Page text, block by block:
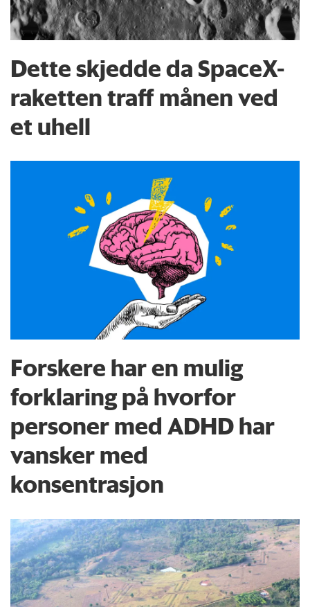
Dette skjedde da SpaceX-
raketten traff månen ved
et uhell
Forskere har en mulig
forklaring på hvorfor
personer med ADHD har
vansker med
konsentrasjon